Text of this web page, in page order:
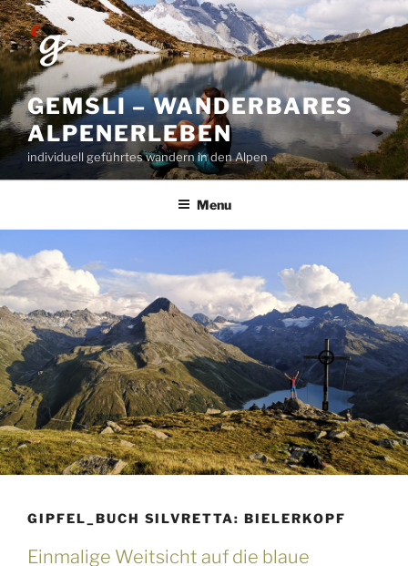
Skip
to
content
GEMSLI – WANDERBARES
ALPENERLEBEN
individuell geführtes wandern in den Alpen
Menu
GIPFEL_BUCH SILVRETTA: BIELERKOPF
Einmalige Weitsicht auf die blaue